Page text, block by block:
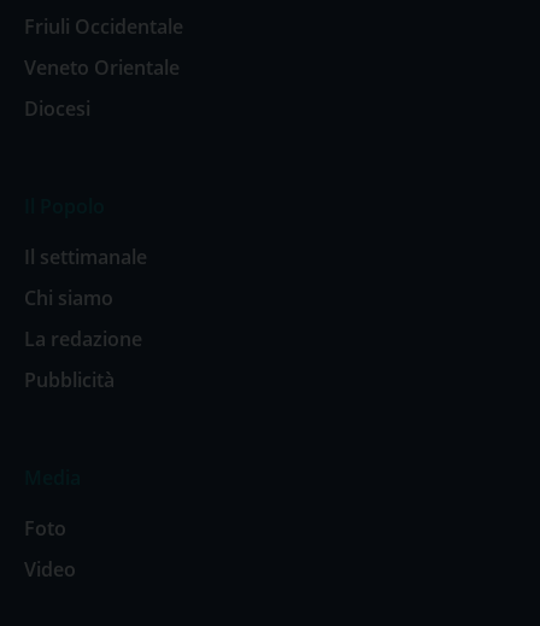
Friuli Occidentale
Veneto Orientale
Diocesi
Il settimanale
Chi siamo
La redazione
Pubblicità
Foto
Video